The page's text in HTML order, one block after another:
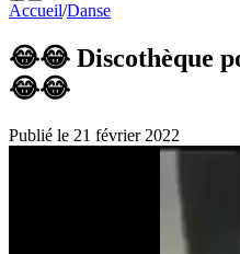
Accueil/Danse
😂😂 Discothèque
😂😂
Publié le 21 février 2022